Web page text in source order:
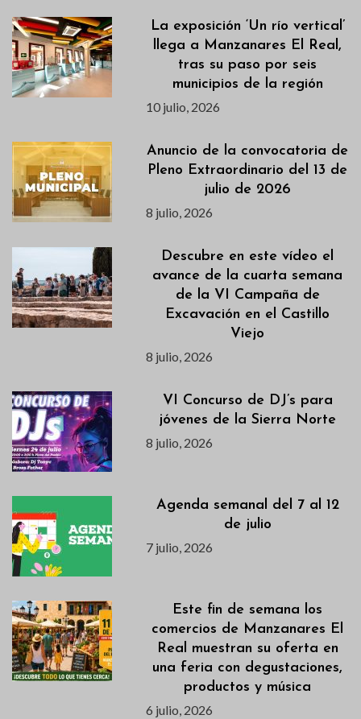
La exposición ‘Un río vertical’
llega a Manzanares El Real,
tras su paso por seis
municipios de la región
10 julio, 2026
Anuncio de la convocatoria de
Pleno Extraordinario del 13 de
julio de 2026
8 julio, 2026
Descubre en este vídeo el
avance de la cuarta semana
de la VI Campaña de
Excavación en el Castillo
Viejo
8 julio, 2026
VI Concurso de DJ’s para
jóvenes de la Sierra Norte
8 julio, 2026
Agenda semanal del 7 al 12
de julio
7 julio, 2026
Este fin de semana los
comercios de Manzanares El
Real muestran su oferta en
una feria con degustaciones,
productos y música
6 julio, 2026